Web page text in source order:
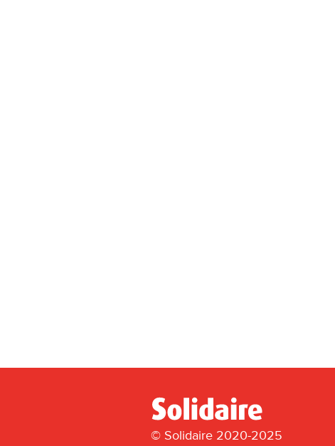
© Solidaire 2020-2025